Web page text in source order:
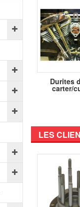
Durites
carter/
LES